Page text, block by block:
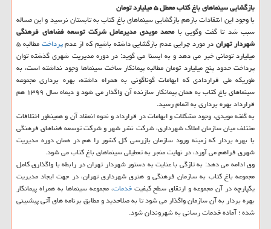
بازگشایی سینماهای باغ کتاب معطل ۵ میلیارد تومان
با وجود این انتقادات بازهم بازگشایی سینماهای باغ کتاب به تابستان نرسید و این مساله
سبب شد تا گفت وگویی بامحمد مویدی مدیرعامل شرکت توسعه فضاهای فرهنگی
شهردار تهراندر مورد چرایی عدم بازگشایی داشته باشیم که از عدمپرداخت
مطالبه ۵
میلیارد تومانی خبر می دهد و به ایسنا می گوید: در دوره مدیریت شهری گذشته توان
پرداخت حدود پنج میلیارد تومان مطالبه پیمانکار ساخت سینماها وجود نداشته است، به
طوریکه طی قراردادی که ابهامات گوناگونی به همراه داشته، بهره برداری مجموعه
سینماهای باغ کتاب به همان پیمانکار سازنده آن واگذار می شود و دیماه سال ۱۳۹۹ هم
قرارداد بهره برداری به اتمام رسید.
به گفته مویدی، وجود مشکلات و ابهامات در قرارداد و نحوه انعقاد آن و همینطور اختلافات
مختلف میان سازمان املاک شهرداری، شرکت نشر شهر و شرکت توسعه فضاهای فرهنگی
با بهره بردار که زمینه ورود سازمان بازرسی کل کشور را هم در همان دوره مدیریت
شهری فراهم می آورد، در نهایت منجر به تعطیلی سینماهای باغ کتاب می شود.
وی ادامه می دهد: به تازگی با عنایت به دستور شهردار تهران در رابطه با واگذاری کامل
مجموعه باغ کتاب به سازمان فرهنگی و هنری شهرداری تهران، در جهت ایجاد مدیریت
یکپارچه در آن مجموعه و ارتقای سطح کیفیتخدمات، مجموعه سینماها به همراه پیمانکار
بهره بردار به آن سازمان واگذار می شود تا به صلاحدید و مطابق برنامه های آتی پیشبینی
شده ؛ آماده خدمات رسانی به شهروندان شود.